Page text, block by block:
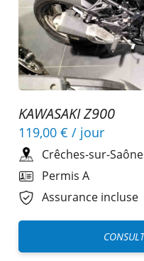
KAWASAKI Z900
119,00 € / jour
Crêches-sur-Saône
Permis A
Assurance incluse